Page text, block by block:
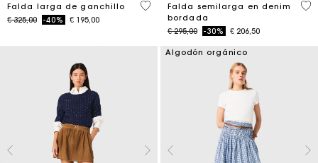
Falda larga de ganchillo
Price reduced from
€ 325,00to-40% € 195,00
4,6 out of 5 Customer Rating
Falda semilarga en denim
bordada
Price reduced from
€ 295,00to-30% € 206,50
3,4
Algodón orgánico